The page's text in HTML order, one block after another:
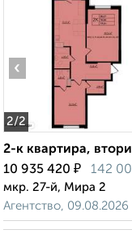
2/2
‹
2-к квартира,
10 935 420 ₽ 142
мкр. 27-й, Мира 2
Агентство, 09.08.2026